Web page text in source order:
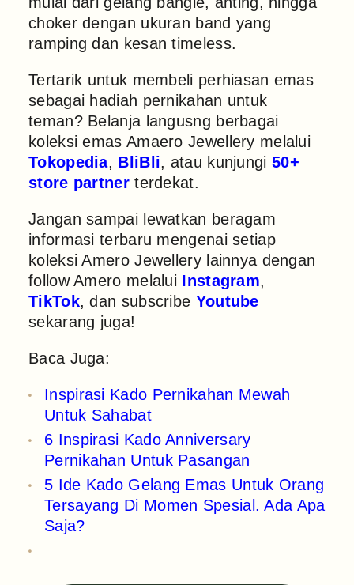
choker dengan ukuran band yang
ramping dan kesan timeless.
Tertarik untuk membeli perhiasan emas
sebagai hadiah pernikahan untuk
teman? Belanja langusng berbagai
koleksi emas Amaero Jewellery melalui
Tokopedia, BliBli, atau kunjungi 50+
store partnerterdekat.
Jangan sampai lewatkan beragam
informasi terbaru mengenai setiap
koleksi Amero Jewellery lainnya dengan
follow Amero melalui Instagram,
TikTok, dan subscribe Youtube
sekarang juga!
Baca Juga:
Inspirasi Kado Pernikahan Mewah
Untuk Sahabat
6 Inspirasi Kado Anniversary
Pernikahan Untuk Pasangan
5 Ide Kado Gelang Emas Untuk Orang
Tersayang Di Momen Spesial. Ada Apa
Saja?